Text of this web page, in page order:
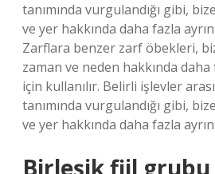
tanımında vurgulandığı gibi,
ve yer hakkında daha fazla
Zarflara benzer zarf öbekleri,
zaman ve neden hakkında daha
için kullanılır. Belirli işlevler
tanımında vurgulandığı gibi,
ve yer hakkında daha fazla
Birleşik fiil grubu